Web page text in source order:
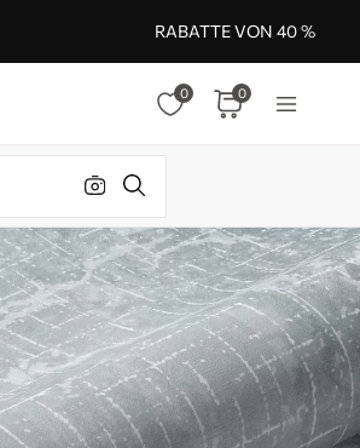
RABATTE VON 40 %
0 0